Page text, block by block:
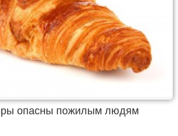
опасны пожилым людям